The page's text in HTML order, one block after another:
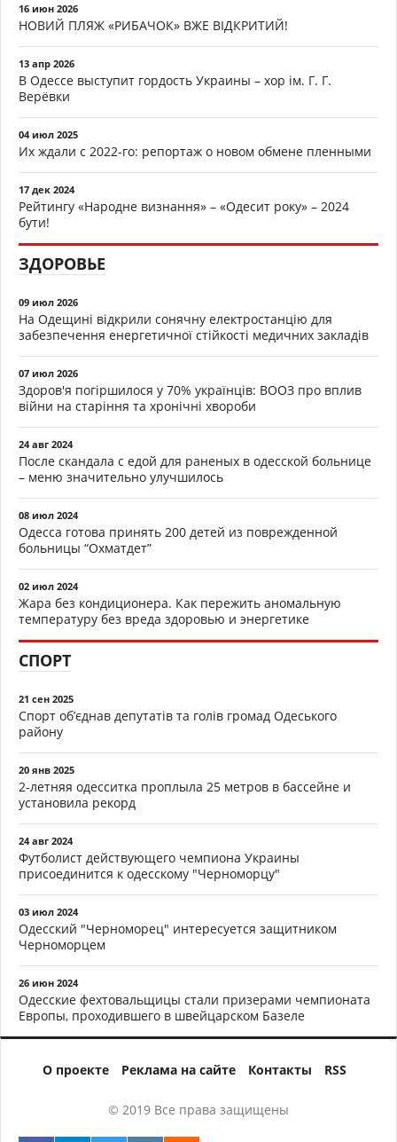
16 июн 2026
НОВИЙ ПЛЯЖ «РИБАЧОК» ВЖЕ ВІДКРИТИЙ!
13 апр 2026
В Одессе выступит гордость Украины – хор ім. Г. Г.
Верёвки
04 июл 2025
Их ждали с 2022-го: репортаж о новом обмене пленными
17 дек 2024
Рейтингу «Народне визнання» – «Одесит року» – 2024
бути!
ЗДОРОВЬЕ
09 июл 2026
На Одещині відкрили сонячну електростанцію для
забезпечення енергетичної стійкості медичних закладів
07 июл 2026
Здоров'я погіршилося у 70% українців: ВООЗ про вплив
війни на старіння та хронічні хвороби
24 авг 2024
После скандала с едой для раненых в одесской больнице
– меню значительно улучшилось
08 июл 2024
Одесса готова принять 200 детей из поврежденной
больницы “Охматдет”
02 июл 2024
Жара без кондиционера. Как пережить аномальную
температуру без вреда здоровью и энергетике
СПОРТ
21 сен 2025
Спорт об’єднав депутатів та голів громад Одеського
району
20 янв 2025
2-летняя одесситка проплыла 25 метров в бассейне и
установила рекорд
24 авг 2024
Футболист действующего чемпиона Украины
присоединится к одесскому "Черноморцу"
03 июл 2024
Одесский "Черноморец" интересуется защитником
Черноморцем
26 июн 2024
Одесские фехтовальщицы стали призерами чемпионата
Европы, проходившего в швейцарском Базеле
О проекте Реклама на сайте Контакты RSS
© 2019 Все права защищены